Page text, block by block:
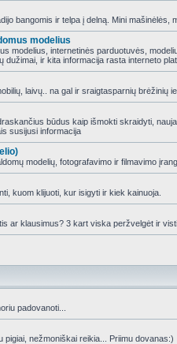
bangomis ir telpa į delną. Mini mašinėlės,
modelius
modelius, internetinės parduotuvės,
dužimai, ir kita informacija rasta interneto
laivų.. na gal ir sraigtasparnių brėžinių
būdus kaip išmokti skraidyti,
susijusi informacija
modelių, fotografavimo ir filmavimo
kuom klijuoti, kur isigyti ir kiek kainuoja.
ar klausimus? 3 kart viska peržvelgėt ir
padovanoti...
pigiai, nežmoniškai reikia... Priimu dovanas:)